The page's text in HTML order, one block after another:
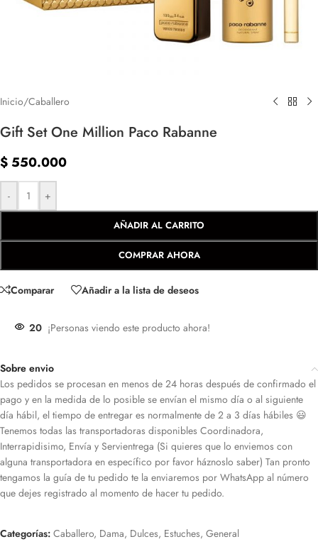
Inicio/Caballero
Gift Set One Million Paco Rabanne
$ 550.000
- +
AÑADIR AL CARRITO
COMPRAR AHORA
Comparar Añadir a la lista de deseos
20 ¡Personas viendo este producto ahora!
Sobre envio
Los pedidos se procesan en menos de 24 horas después de confirmado el
pago y en la medida de lo posible se envían el mismo día o al siguiente
día hábil, el tiempo de entregar es normalmente de 2 a 3 días hábiles 😃
Tenemos todas las transportadoras disponibles Coordinadora,
Interrapidisimo, Envía y Servientrega (Si quieres que lo enviemos con
alguna transportadora en específico por favor háznoslo saber) Tan pronto
tengamos la guía de tu pedido te la enviaremos por WhatsApp al número
que dejes registrado al momento de hacer tu pedido.
Categorías: Caballero, Dama, Dulces, Estuches, General